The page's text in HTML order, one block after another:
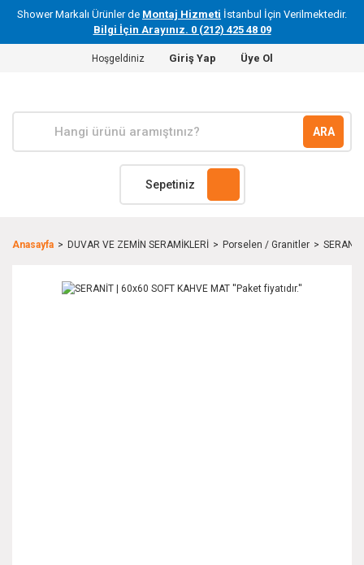
Shower Markalı Ürünler de Montaj Hizmeti İstanbul İçin Verilmektedir.
Bilgi İçin Arayınız. 0 (212) 425 48 09
Hoşgeldiniz Giriş Yap Üye Ol
ARA
Sepetiniz
Anasayfa DUVAR VE ZEMİN SERAMİKLERİ Porselen / Granitler